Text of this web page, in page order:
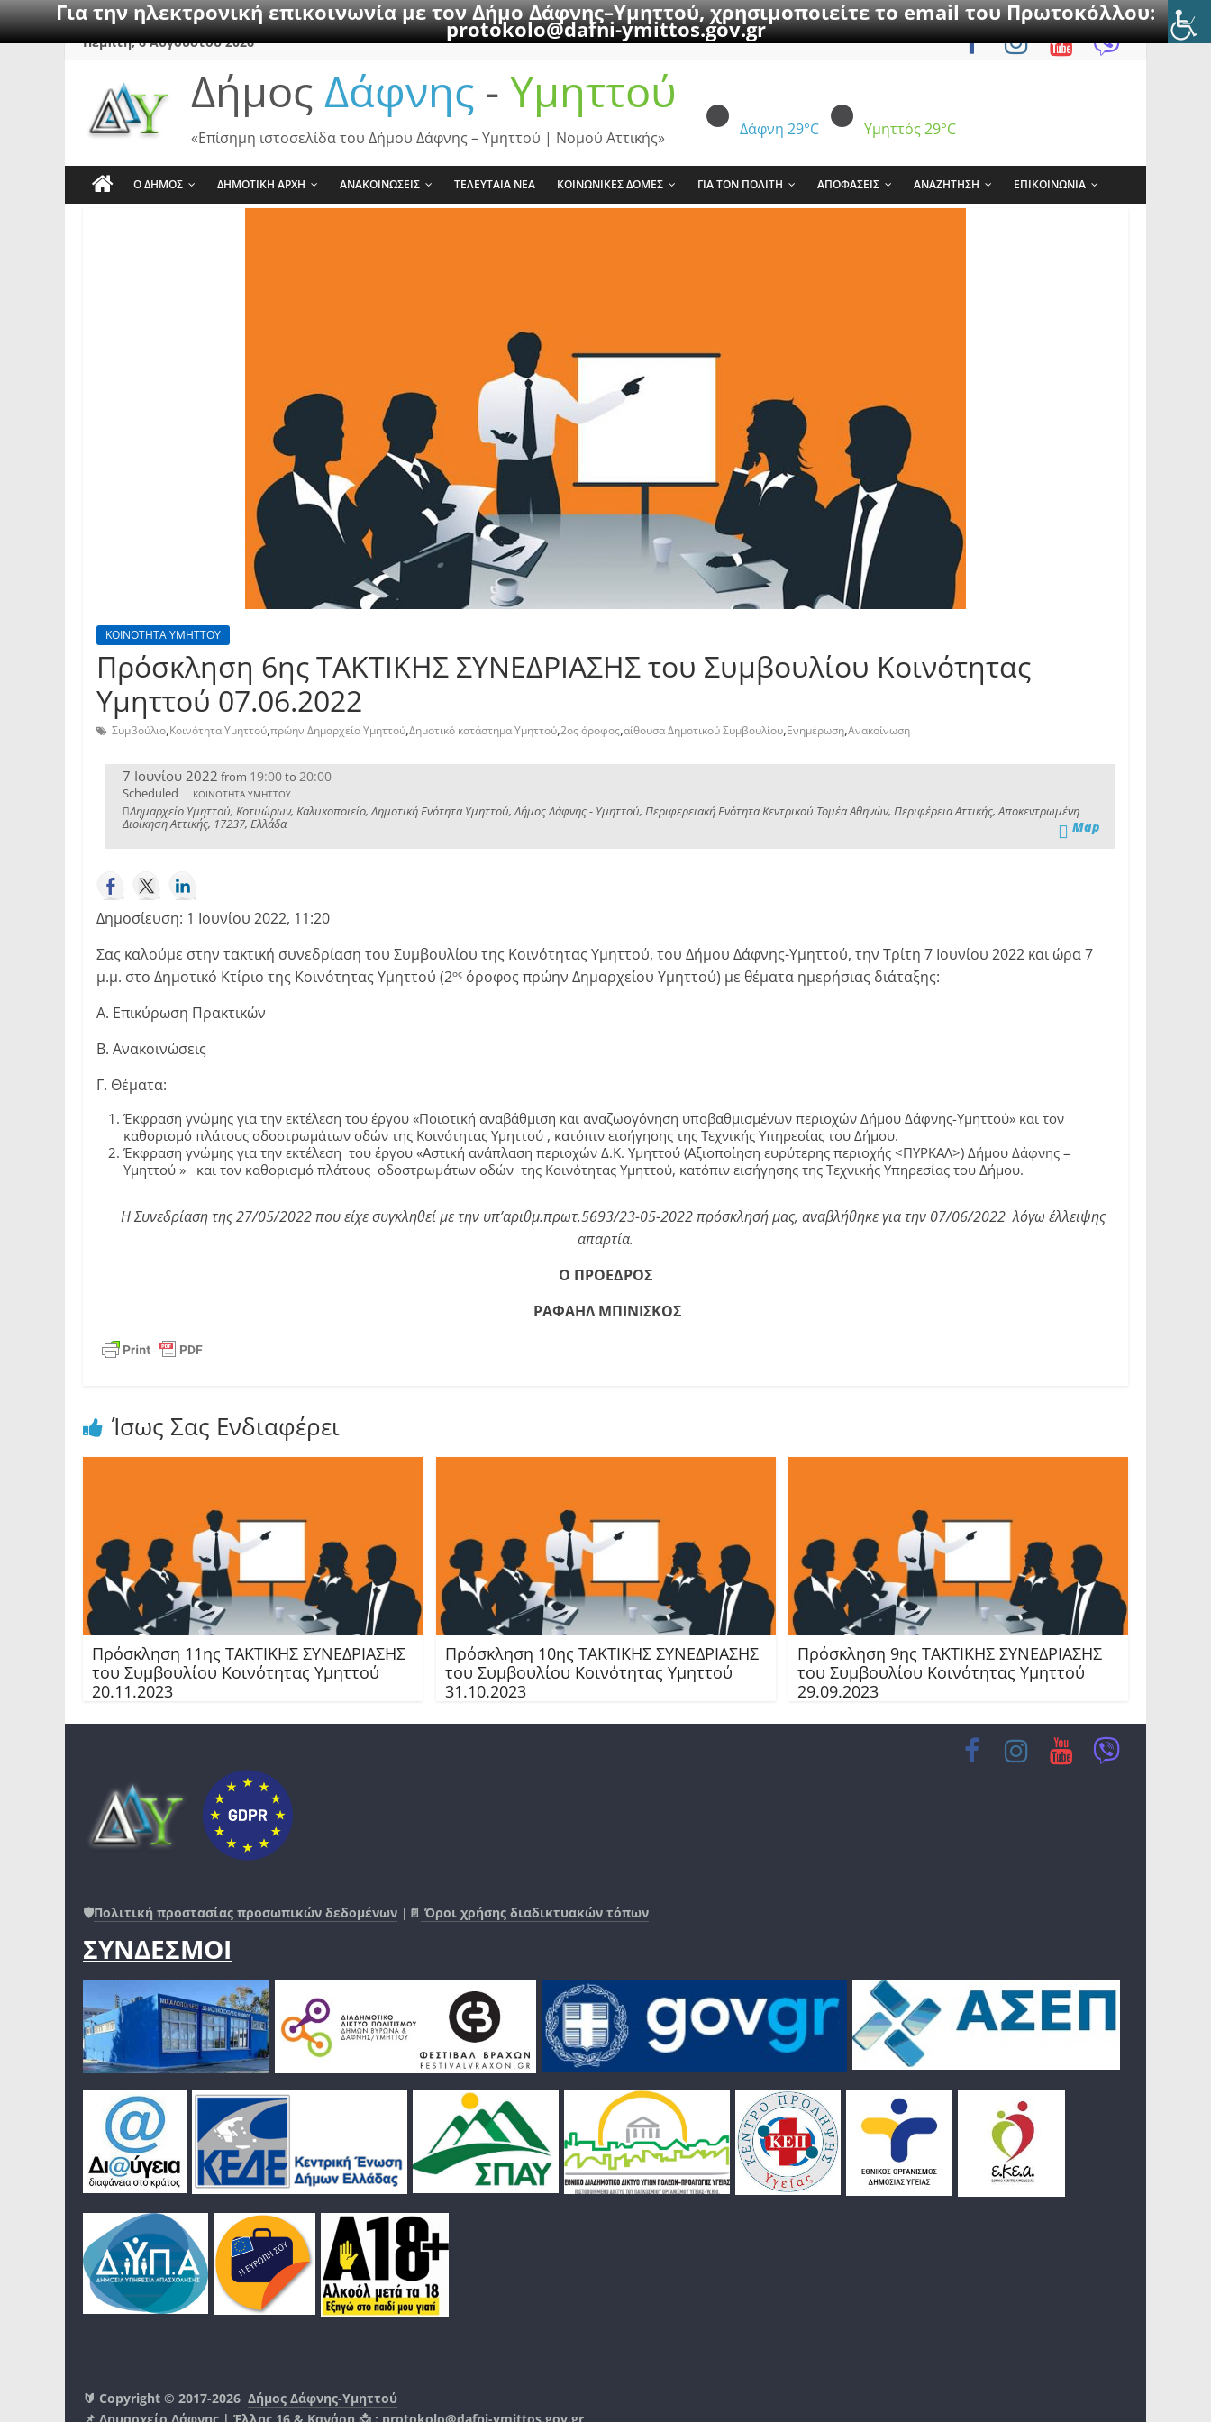
Για την ηλεκτρονική επικοινωνία με τον Δήμο Δάφνης–Υμηττού, χρησιμοποιείτε το email του Πρωτοκόλλου:
protokolo@dafni-ymittos.gov.gr
SkipΠέμπτη, 6 Αυγούστου 2026
Δήμος Δάφνης - Υμηττού
Δάφνη 29°C Υμηττός 29°C
«Επίσημη ιστοσελίδα του Δήμου Δάφνης – Υμηττού | Νομού Αττικής»
Ο ΔΗΜΟΣ ΔΗΜΟΤΙΚΗ ΑΡΧΗ ΑΝΑΚΟΙΝΩΣΕΙΣ ΤΕΛΕΥΤΑΙΑ ΝΕΑ ΚΟΙΝΩΝΙΚΕΣ ΔΟΜΕΣ ΓΙΑ ΤΟΝ ΠΟΛΙΤΗ ΑΠΟΦΑΣΕΙΣ ΑΝΑΖΗΤΗΣΗ ΕΠΙΚΟΙΝΩΝΙΑ
ΚΟΙΝΟΤΗΤΑ ΥΜΗΤΤΟΥ
Πρόσκληση 6ης TAKTIKHΣ ΣΥΝΕΔΡΙΑΣΗΣ του Συμβουλίου Κοινότητας
Υμηττού 07.06.2022
Συμβούλιο,Κοινότητα Υμηττού,πρώην Δημαρχείο Υμηττού,Δημοτικό κατάστημα Υμηττού,2ος όροφος,αίθουσα Δημοτικού Συμβουλίου,Ενημέρωση,Ανακοίνωση
7 Ιουνίου 2022 from 19:00to 20:00
Scheduled ΚΟΙΝΟΤΗΤΑ ΥΜΗΤΤΟΥ
Δημαρχείο Υμηττού, Κοτυώρων, Καλυκοποιείο, Δημοτική Ενότητα Υμηττού, Δήμος Δάφνης - Υμηττού, Περιφερειακή Ενότητα Κεντρικού Τομέα Αθηνών, Περιφέρεια Αττικής, Αποκεντρωμένη
Διοίκηση Αττικής, 17237, Ελλάδα Map
Δημοσίευση: 1 Ιουνίου 2022, 11:20
Σας καλούμε στην τακτική συνεδρίαση του Συμβουλίου της Κοινότητας Υμηττού, του Δήμου Δάφνης-Υμηττού, την Τρίτη 7 Ιουνίου 2022 και ώρα 7
μ.μ. στο Δημοτικό Κτίριο της Κοινότητας Υμηττού (2ος όροφος πρώην Δημαρχείου Υμηττού) με θέματα ημερήσιας διάταξης:
Α. Επικύρωση Πρακτικών
Β. Ανακοινώσεις
Γ. Θέματα:
Έκφραση γνώμης για την εκτέλεση του έργου «Ποιοτική αναβάθμιση και αναζωογόνηση υποβαθμισμένων περιοχών Δήμου Δάφνης-Υμηττού» και τον
καθορισμό πλάτους οδοστρωμάτων οδών της Κοινότητας Υμηττού , κατόπιν εισήγησης της Τεχνικής Υπηρεσίας του Δήμου.
Έκφραση γνώμης για την εκτέλεση του έργου «Αστική ανάπλαση περιοχών Δ.Κ. Υμηττού (Αξιοποίηση ευρύτερης περιοχής <ΠΥΡΚΑΛ>) Δήμου Δάφνης –
Υμηττού » και τον καθορισμό πλάτους οδοστρωμάτων οδών της Κοινότητας Υμηττού, κατόπιν εισήγησης της Τεχνικής Υπηρεσίας του Δήμου.
Η Συνεδρίαση της 27/05/2022 που είχε συγκληθεί με την υπ’αριθμ.πρωτ.5693/23-05-2022 πρόσκλησή μας, αναβλήθηκε για την 07/06/2022 λόγω έλλειψης
απαρτία.
Ο ΠΡΟΕΔΡΟΣ
ΡΑΦΑΗΛ ΜΠΙΝΙΣΚΟΣ
Ίσως Σας Ενδιαφέρει
Πρόσκληση 11ης TAKTIKHΣ ΣΥΝΕΔΡΙΑΣΗΣ
του Συμβουλίου Κοινότητας Υμηττού
20.11.2023
Πρόσκληση 10ης TAKTIKHΣ ΣΥΝΕΔΡΙΑΣΗΣ
του Συμβουλίου Κοινότητας Υμηττού
31.10.2023
Πρόσκληση 9ης TAKTIKHΣ ΣΥΝΕΔΡΙΑΣΗΣ
του Συμβουλίου Κοινότητας Υμηττού
29.09.2023
🛡️Πολιτική προστασίας προσωπικών δεδομένων |📄 Όροι χρήσης διαδικτυακών τόπων
ΣΥΝΔΕΣΜΟΙ
🔰 Copyright © 2017-2026 Δήμος Δάφνης-Υμηττού